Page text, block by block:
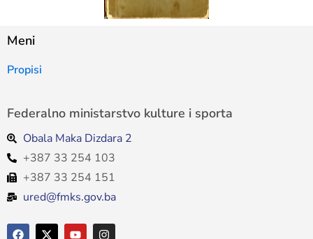
Meni
Propisi
Federalno ministarstvo kulture i sporta
Obala Maka Dizdara 2
+387 33 254 103
+387 33 254 151
ured@fmks.gov.ba